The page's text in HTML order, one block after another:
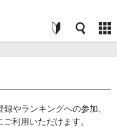
やランキングへの参加、
利用いただけます。